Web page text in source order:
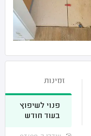
זמינות
פנוי לשיפוץ
בעוד חודש